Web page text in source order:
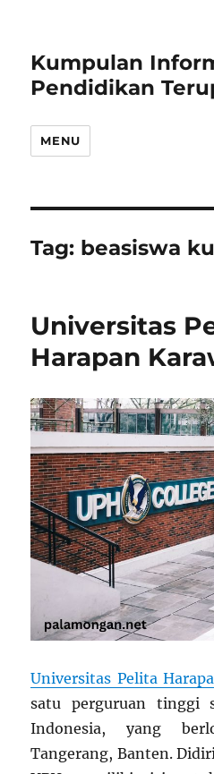
Kumpulan
Pendidikan
MENU
Tag: beasiswa
Universitas
Harapan
Universitas Pelita
satu perguruan tinggi
Indonesia, yang
Tangerang, Banten.